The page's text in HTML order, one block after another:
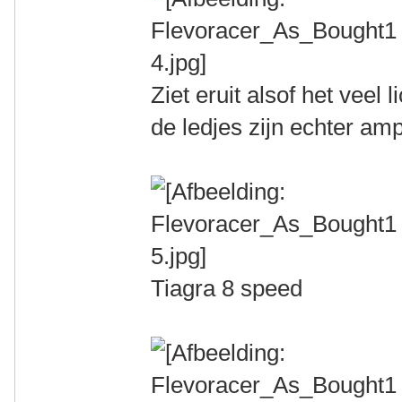
Ziet eruit alsof het veel
de ledjes zijn echter
Tiagra 8 speed